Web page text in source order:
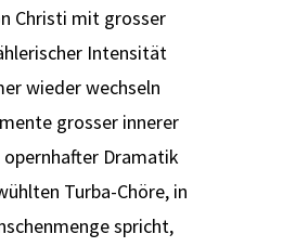
Christi mit grosser
Intensität
wieder wechseln
grosser innerer
Dramatik
Turba-Chöre, in
spricht,